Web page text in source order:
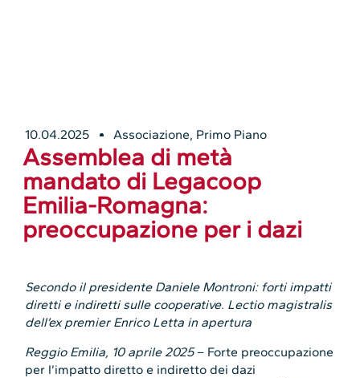
10.04.2025 Associazione, Primo Piano
Assemblea di metà
mandato di Legacoop
Emilia-Romagna:
preoccupazione per i dazi
Secondo il presidente Daniele Montroni: forti impatti
diretti e indiretti sulle cooperative. Lectio magistralis
dell’ex premier Enrico Letta in apertura
Reggio Emilia, 10 aprile 2025– Forte preoccupazione
per l’impatto diretto e indiretto dei dazi